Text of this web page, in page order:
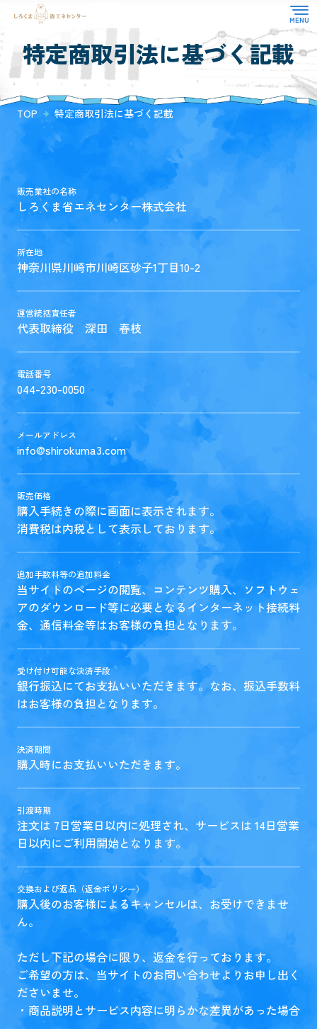
TOP
選ばれる理由
よくある質問
お知らせ
コラム
会社概要
対応業務
省エネ適合性判定
住宅性能評価
CASBEE
特定商取引法に基づく記載
TOP 特定商取引法に基づく記載
販売業社の名称
しろくま省エネセンター株式会社
所在地
神奈川県川崎市川崎区砂子1丁目10-2
運営統括責任者
代表取締役 深田 春枝
電話番号
044-230-0050
メールアドレス
info@shirokuma3.com
販売価格
購入手続きの際に画面に表示されます。
消費税は内税として表示しております。
追加手数料等の追加料金
当サイトのページの閲覧、コンテンツ購入、ソフトウェ
アのダウンロード等に必要となるインターネット接続料
金、通信料金等はお客様の負担となります。
受け付け可能な決済手段
銀行振込にてお支払いいただきます。なお、振込手数料
はお客様の負担となります。
決済期間
購入時にお支払いいただきます。
引渡時期
注文は 7日営業日以内に処理され、サービスは 14日営業
日以内にご利用開始となります。
交換および返品（返金ポリシー）
購入後のお客様によるキャンセルは、お受けできませ
ん。
ただし下記の場合に限り、返金を行っております。
ご希望の方は、当サイトのお問い合わせよりお申し出く
ださいませ。
・商品説明とサービス内容に明らかな差異があった場合